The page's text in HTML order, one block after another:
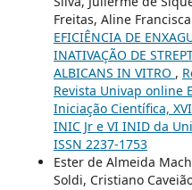
Freitas, Aline
EFICIÊNCIA DE
INATIVAÇÃO DE
ALBICANS IN VITRO ,
Revista Univap online
Iniciação Científica,
INIC Jr e VI INID da
ISSN 2237-1753
Ester de Almeida
Soldi, Cristiano